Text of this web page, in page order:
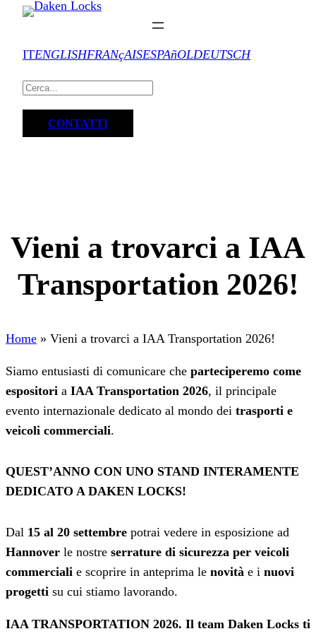
ITENGLISHFRANçAISESPAñOLDEUTSCH
CONTATTI
Vieni a trovarci a IAA
Transportation 2026!
Home » Vieni a trovarci a IAA Transportation 2026!
Siamo entusiasti di comunicare che parteciperemo come
espositori a IAA Transportation 2026, il principale
evento internazionale dedicato al mondo dei trasporti e
veicoli commerciali.
QUEST’ANNO CON UNO STAND INTERAMENTE
DEDICATO A DAKEN LOCKS!
Dal 15 al 20 settembre potrai vedere in esposizione ad
Hannover le nostre serrature di sicurezza per veicoli
commerciali e scoprire in anteprima le novità e i nuovi
progetti su cui stiamo lavorando.
IAA TRANSPORTATION 2026. Il team Daken Locks ti